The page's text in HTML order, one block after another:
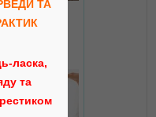
Юрия
о
ТА
ласка,
та